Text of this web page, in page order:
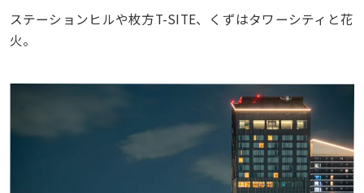
ステーションヒルや枚方T-SITE、くずはタワーシティと花
火。